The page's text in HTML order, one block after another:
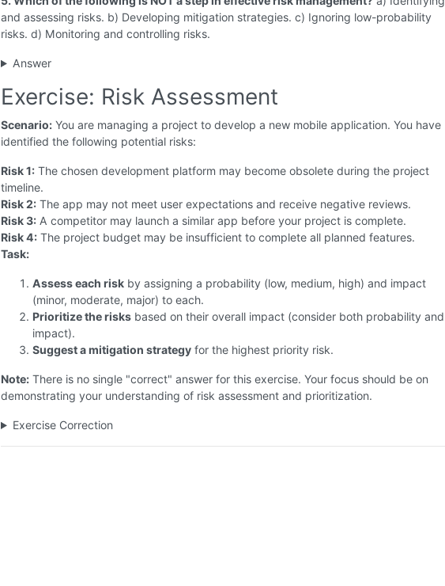
and assessing risks. b) Developing mitigation strategies. c) Ignoring low-probability
risks. d) Monitoring and controlling risks.
Answer
Exercise: Risk Assessment
Scenario: You are managing a project to develop a new mobile application. You have
identified the following potential risks:
Risk 1: The chosen development platform may become obsolete during the project
timeline.
Risk 2: The app may not meet user expectations and receive negative reviews.
Risk 3: A competitor may launch a similar app before your project is complete.
Risk 4: The project budget may be insufficient to complete all planned features.
Task:
Assess each risk by assigning a probability (low, medium, high) and impact
(minor, moderate, major) to each.
Prioritize the risks based on their overall impact (consider both probability and
impact).
Suggest a mitigation strategy for the highest priority risk.
Note: There is no single "correct" answer for this exercise. Your focus should be on
demonstrating your understanding of risk assessment and prioritization.
Exercise Correction